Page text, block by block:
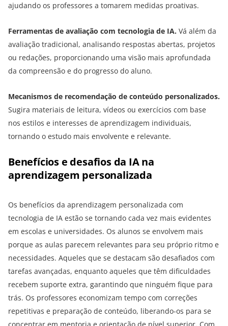
ajudando os professores a tomarem medidas proativas.
Ferramentas de avaliação com tecnologia de IA. Vá além da
avaliação tradicional, analisando respostas abertas, projetos
ou redações, proporcionando uma visão mais aprofundada
da compreensão e do progresso do aluno.
Mecanismos de recomendação de conteúdo personalizados.
Sugira materiais de leitura, vídeos ou exercícios com base
nos estilos e interesses de aprendizagem individuais,
tornando o estudo mais envolvente e relevante.
Benefícios e desafios da IA ​​na
aprendizagem personalizada
Os benefícios da aprendizagem personalizada com
tecnologia de IA estão se tornando cada vez mais evidentes
em escolas e universidades. Os alunos se envolvem mais
porque as aulas parecem relevantes para seu próprio ritmo e
necessidades. Aqueles que se destacam são desafiados com
tarefas avançadas, enquanto aqueles que têm dificuldades
recebem suporte extra, garantindo que ninguém fique para
trás. Os professores economizam tempo com correções
repetitivas e preparação de conteúdo, liberando-os para se